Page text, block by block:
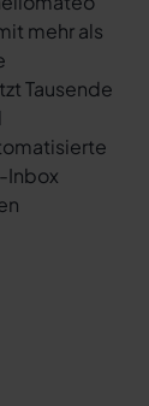
mehr als
Tausende
Inbox